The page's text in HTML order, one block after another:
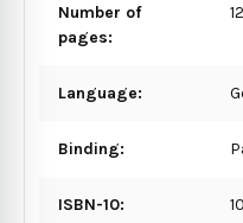
Number of
pages:
Language:
Binding:
ISBN-10: